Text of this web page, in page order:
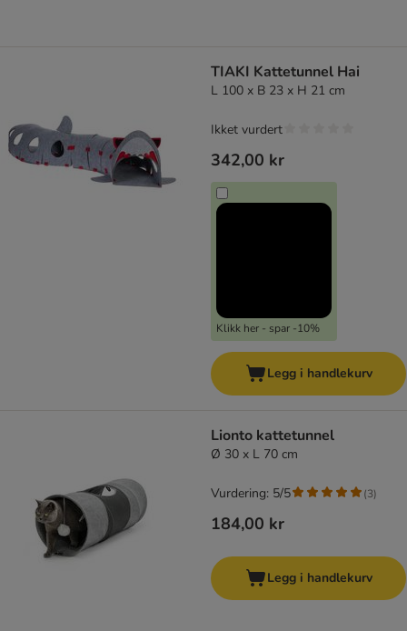
TIAKI Kattetunnel Hai
L 100 x B 23 x H 21 cm
342,00 kr
Klikk her - spar -10%
Ikket vurdert
Legg i handlekurv
Lionto kattetunnel
Ø 30 x L 70 cm
184,00 kr
Vurdering: 5/5 (3)
Legg i handlekurv